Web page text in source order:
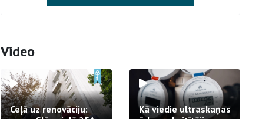
Video
Ceļā uz renovāciju:
Kā viedie ultraskaņas